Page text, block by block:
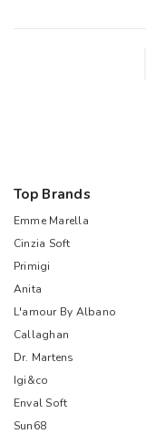
Top Brands
Emme Marella
Cinzia Soft
Primigi
Anita
L'amour By Albano
Callaghan
Dr. Martens
Igi&co
Enval Soft
Sun68